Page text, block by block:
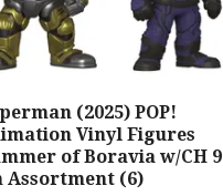
(2025) POP!
Vinyl Figures
of Boravia w/CH 9
Assortment (6)